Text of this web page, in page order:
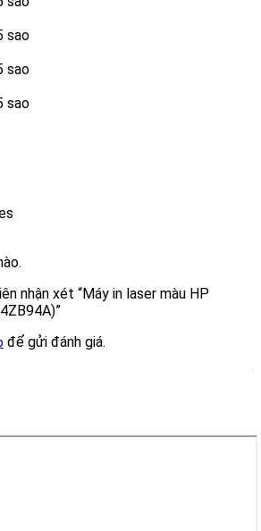
sao
sao
sao
nhận xét “Máy in laser màu HP
để gửi đánh giá.